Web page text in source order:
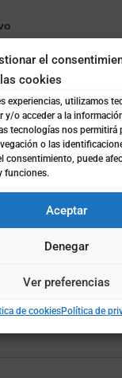
el
cookies
experiencias, utilizamos
y/o acceder a la
tecnologías nos permitirá
o las
consentimiento, puede
funciones.
Aceptar
Denegar
Ver preferencias
de cookiesPolítica de